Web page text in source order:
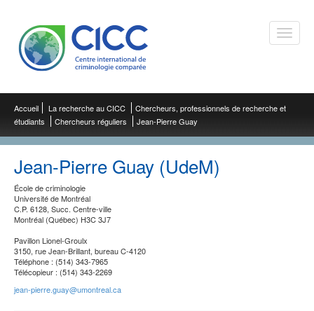
Toggle
Accueil La recherche au CICC
Chercheurs, professionnels de recherche et
étudiants
Chercheurs réguliers Jean-Pierre Guay
Jean-Pierre Guay (UdeM)
École de criminologie
Université de Montréal
C.P. 6128, Succ. Centre-ville
Montréal (Québec) H3C 3J7
Pavillon Lionel-Groulx
3150, rue Jean-Brillant, bureau C-4120
Téléphone : (514) 343-7965
Télécopieur : (514) 343-2269
jean-pierre.guay@umontreal.ca